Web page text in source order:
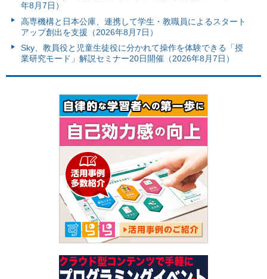
年8月7日）
高専機構と日本公庫、連携して学生・教職員によるスタート
アップ創出を支援（2026年8月7日）
Sky、教員役と児童生徒役に分かれて操作を体験できる「授
業研究モード」解説セミナー20日開催（2026年8月7日）